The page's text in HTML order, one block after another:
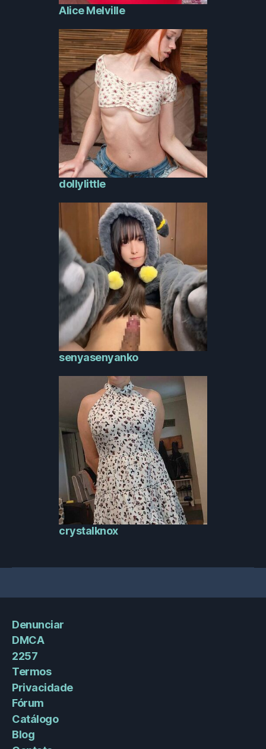
Alice Melville
dollylittle
senyasenyanko
crystalknox
Denunciar
DMCA
2257
Termos
Privacidade
Fórum
Catálogo
Blog